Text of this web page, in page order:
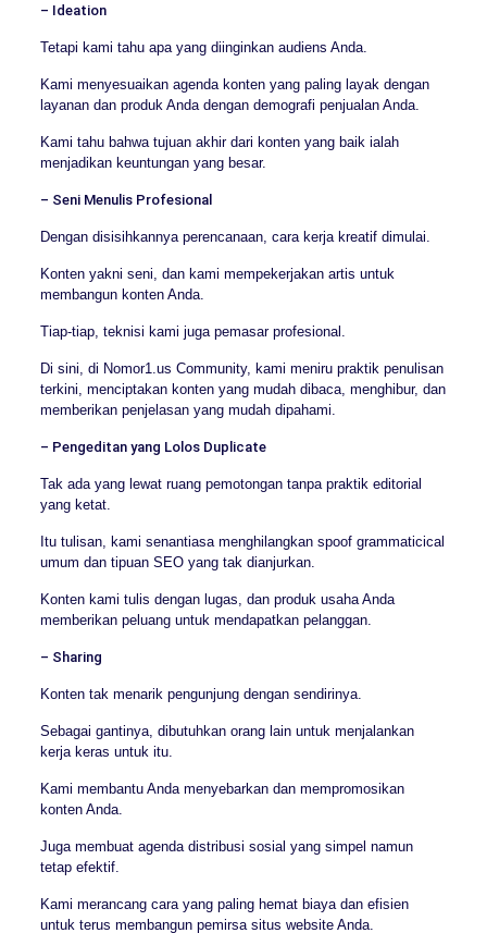
– Ideation
Tetapi kami tahu apa yang diinginkan audiens Anda.
Kami menyesuaikan agenda konten yang paling layak dengan
layanan dan produk Anda dengan demografi penjualan Anda.
Kami tahu bahwa tujuan akhir dari konten yang baik ialah
menjadikan keuntungan yang besar.
– Seni Menulis Profesional
Dengan disisihkannya perencanaan, cara kerja kreatif dimulai.
Konten yakni seni, dan kami mempekerjakan artis untuk
membangun konten Anda.
Tiap-tiap, teknisi kami juga pemasar profesional.
Di sini, di Nomor1.us Community, kami meniru praktik penulisan
terkini, menciptakan konten yang mudah dibaca, menghibur, dan
memberikan penjelasan yang mudah dipahami.
– Pengeditan yang Lolos Duplicate
Tak ada yang lewat ruang pemotongan tanpa praktik editorial
yang ketat.
Itu tulisan, kami senantiasa menghilangkan spoof grammaticical
umum dan tipuan SEO yang tak dianjurkan.
Konten kami tulis dengan lugas, dan produk usaha Anda
memberikan peluang untuk mendapatkan pelanggan.
– Sharing
Konten tak menarik pengunjung dengan sendirinya.
Sebagai gantinya, dibutuhkan orang lain untuk menjalankan
kerja keras untuk itu.
Kami membantu Anda menyebarkan dan mempromosikan
konten Anda.
Juga membuat agenda distribusi sosial yang simpel namun
tetap efektif.
Kami merancang cara yang paling hemat biaya dan efisien
untuk terus membangun pemirsa situs website Anda.